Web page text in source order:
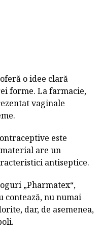
o idee clară
forme. La farmacie,
vaginale
este
are un
antiseptice.
„Pharmatex“,
contează, nu numai
dar, de asemenea,